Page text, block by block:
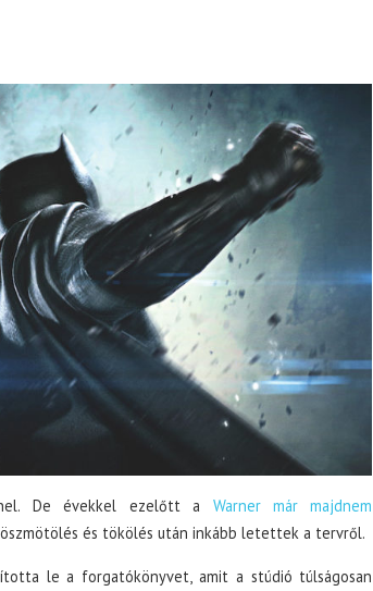
De évekkel ezelőtt a Warner már majdnem
és tökölés után inkább letettek a tervről.
le a forgatókönyvet, amit a stúdió túlságosan